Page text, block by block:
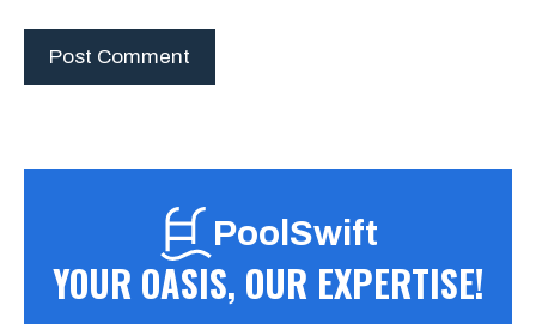
PoolSwift
YOUR OASIS, OUR EXPERTISE!